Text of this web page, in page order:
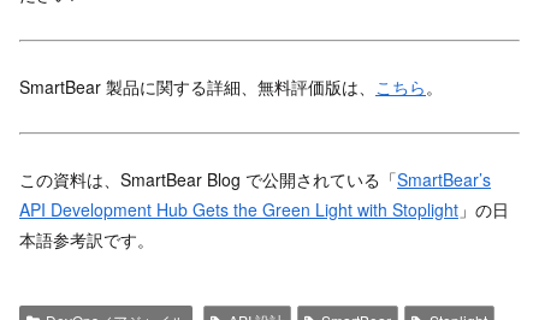
SmartBear 製品に関する詳細、無料評価版は、 こちら。
この資料は、SmartBear Blog で公開されている「SmartBear’s
API Development Hub Gets the Green Light with Stoplight 」の日
本語参考訳です。